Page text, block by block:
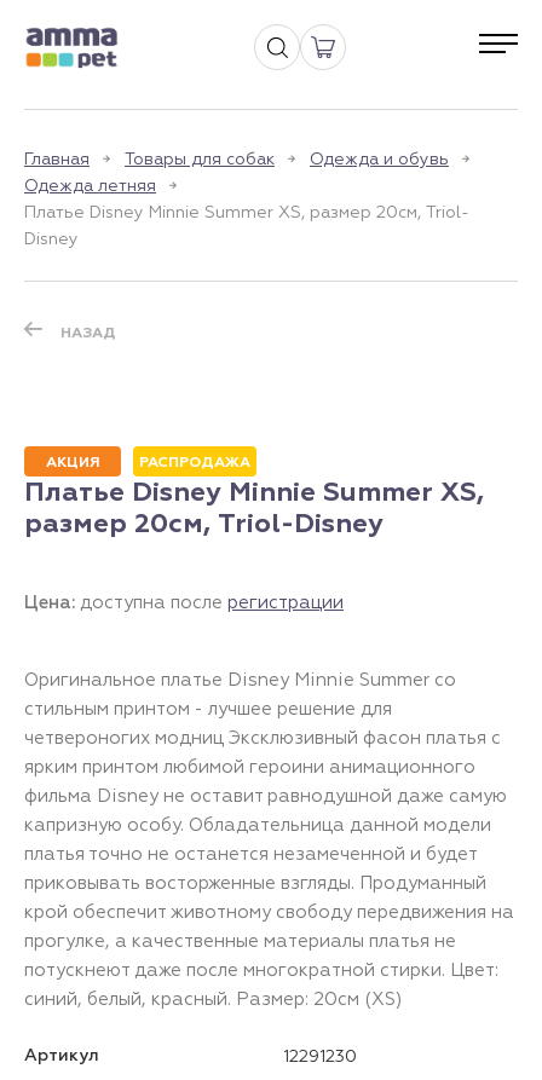
Главная Товары для собак
Одежда и обувь
Одежда летняя
Платье Disney Minnie Summer XS, размер 20см, Triol-
Disney
НАЗАД
АКЦИЯ РАСПРОДАЖА
Платье Disney Minnie Summer XS,
размер 20см, Triol-Disney
Цена: доступна после регистрации
Оригинальное платье Disney Minnie Summer со
стильным принтом - лучшее решение для
четвероногих модниц Эксклюзивный фасон платья с
ярким принтом любимой героини анимационного
фильма Disney не оставит равнодушной даже самую
капризную особу. Обладательница данной модели
платья точно не останется незамеченной и будет
приковывать восторженные взгляды. Продуманный
крой обеспечит животному свободу передвижения на
прогулке, а качественные материалы платья не
потускнеют даже после многократной стирки. Цвет:
синий, белый, красный. Размер: 20см (XS)
Артикул 12291230